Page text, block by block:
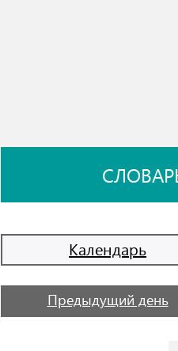
Календарь
Предыдущий день